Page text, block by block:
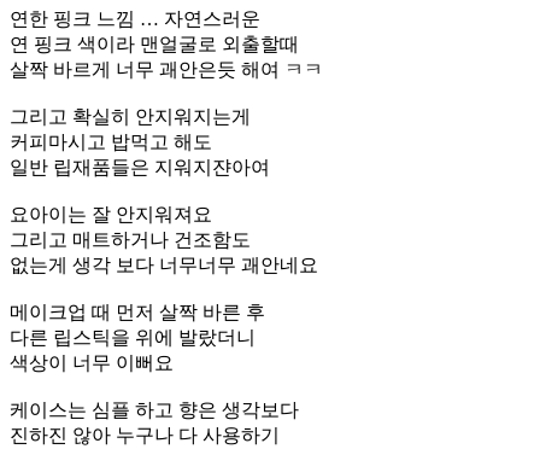
연한 핑크 느낌 … 자연스러운
연 핑크 색이라 맨얼굴로 외출할때
살짝 바르게 너무 괘안은듯 해여 ㅋㅋ
그리고 확실히 안지워지는게
커피마시고 밥먹고 해도
일반 립재품들은 지워지쟌아여
요아이는 잘 안지워져요
그리고 매트하거나 건조함도
없는게 생각 보다 너무너무 괘안네요
메이크업 때 먼저 살짝 바른 후
다른 립스틱을 위에 발랐더니
색상이 너무 이뻐요
케이스는 심플 하고 향은 생각보다
진하진 않아 누구나 다 사용하기